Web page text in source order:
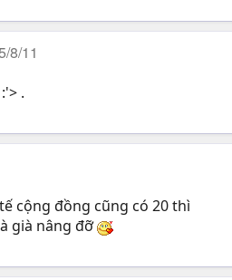
8/11
.
cộng đồng cũng có 20 thì
già nâng đỡ